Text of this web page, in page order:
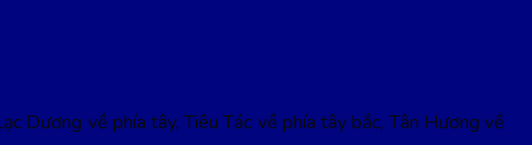
Dương về phía tây, Tiêu Tác về phía tây bắc, Tân Hương về